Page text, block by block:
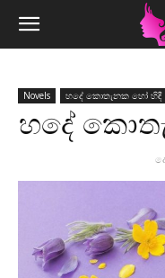
Novels හදේ කොතැනක හෝ හිඳී
හදේ